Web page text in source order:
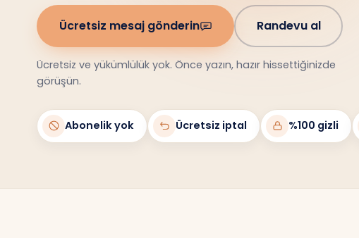
Ücretsiz mesaj gönderin Randevu al
Ücretsiz ve yükümlülük yok. Önce yazın, hazır hissettiğinizde
görüşün.
Abonelik yok Ücretsiz iptal %100 gizli